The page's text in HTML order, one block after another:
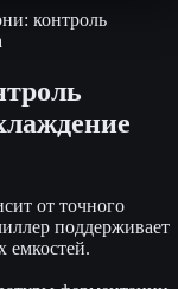
контроль
от точного
поддерживает
емкостей.